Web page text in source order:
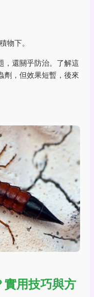
物下。
，還關乎防治。了解這
劑，但效果短暫，後來
實用技巧與方